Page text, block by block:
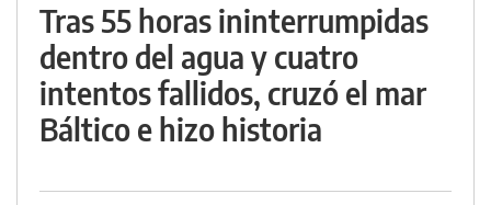
Tras 55 horas ininterrumpidas
dentro del agua y cuatro
intentos fallidos, cruzó el mar
Báltico e hizo historia